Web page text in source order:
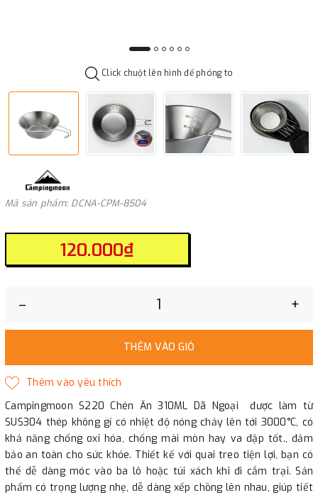
Click chuột lên hình để phóng to
Mã sản phẩm: DCNA-CPM-8504
120.000₫
– +
THÊM VÀO GIỎ
Campingmoon S220 Chén Ăn 310ML Dã Ngoại được làm từ
SUS304 thép không gỉ có nhiệt độ nóng chảy lên tới 3000°C, có
khả năng chống oxi hóa, chống mài mòn hay va đập tốt., đảm
bảo an toàn cho sức khỏe. Thiết kế với quai treo tiện lợi, bạn có
thể dễ dàng móc vào ba lô hoặc túi xách khi đi cắm trại. Sản
phẩm có trọng lượng nhẹ, dễ dàng xếp chồng lên nhau, giúp tiết